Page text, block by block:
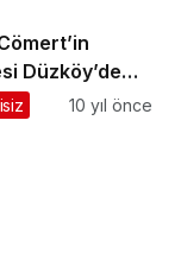
Düzköy’de
verildi 10 yıl önce